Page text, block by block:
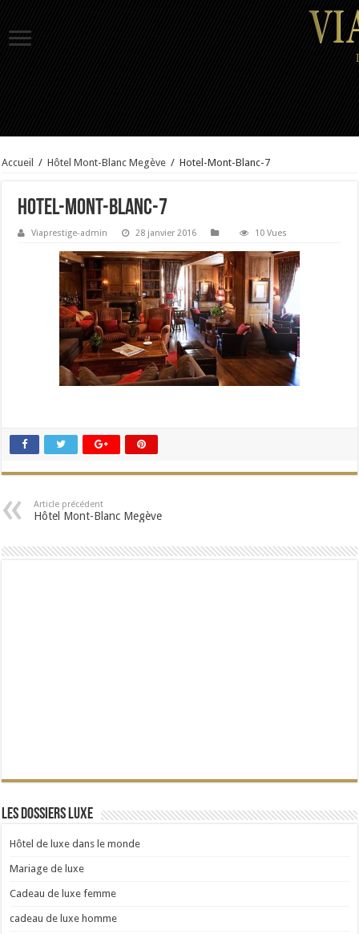
Accueil / Hôtel Mont-Blanc Megève / Hotel-Mont-Blanc-7
Hotel-Mont-Blanc-7
Viaprestige-admin 28 janvier 2016 10 Vues
Article précédent
Hôtel Mont-Blanc Megève
Les dossiers Luxe
Hôtel de luxe dans le monde
Mariage de luxe
Cadeau de luxe femme
cadeau de luxe homme